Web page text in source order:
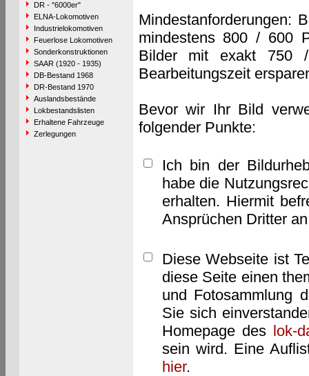
DR - "6000er"
ELNA-Lokomotiven
Industrielokomotiven
Feuerlose Lokomotiven
Sonderkonstruktionen
SAAR (1920 - 1935)
DB-Bestand 1968
DR-Bestand 1970
Auslandsbestände
Lokbestandslisten
Erhaltene Fahrzeuge
Zerlegungen
Mindestanforderungen:
mindestens 800 / 600
Bilder mit exakt 750
Bearbeitungszeit
Bevor wir Ihr Bild
folgender Punkte:
Ich bin der
habe die
erhalten. Hiermit
Ansprüchen Dritter
Diese Webseite ist
diese Seite einen
und Fotosammlung
Sie sich
Homepage des lok-
sein wird. Eine
hier.